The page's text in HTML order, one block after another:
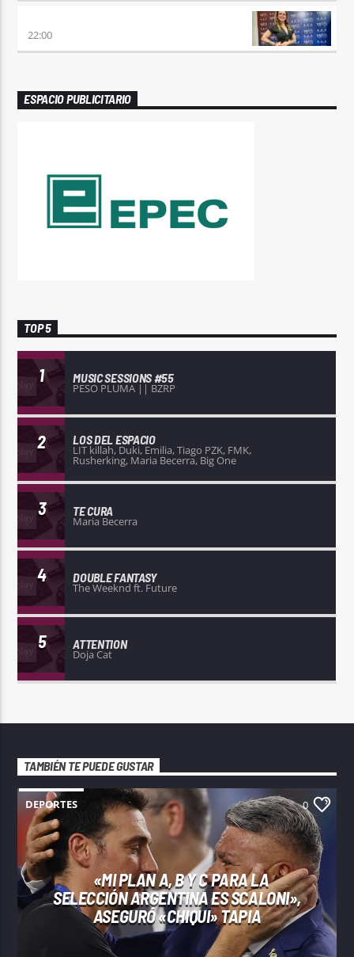
22:00
ESPACIO PUBLICITARIO
TOP 5
1 MUSIC SESSIONS #55
PESO PLUMA || BZRP
2 LOS DEL ESPACIO
LIT killah, Duki, Emilia, Tiago PZK, FMK,
Rusherking, Maria Becerra, Big One
3 TE CURA
Maria Becerra
4 DOUBLE FANTASY
The Weeknd ft. Future
5 ATTENTION
Doja Cat
TAMBIÉN TE PUEDE GUSTAR
DEPORTES 0
«MI PLAN A, B Y C PARA LA
SELECCIÓN ARGENTINA ES SCALONI»,
ASEGURÓ «CHIQUI» TAPIA